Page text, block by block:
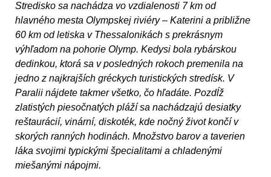
Stredisko sa nachádza vo vzdialenosti 7 km od
hlavného mesta Olympskej riviéry – Katerini a približne
60 km od letiska v Thessalonikách s prekrásnym
výhľadom na pohorie Olymp. Kedysi bola rybárskou
dedinkou, ktorá sa v posledných rokoch premenila na
jedno z najkrajších gréckych turistických stredísk. V
Paralii nájdete takmer všetko, čo hľadáte. Pozdĺž
zlatistých piesočnatých pláží sa nachádzajú desiatky
reštaurácií, vinární, diskoték, kde nočný život končí v
skorých ranných hodinách. Množstvo barov a taverien
láka svojimi typickými špecialitami a chladenými
miešanými nápojmi.